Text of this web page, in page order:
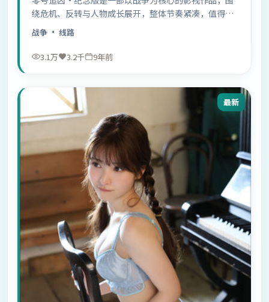
绕危机、反转与人物成长展开，整体节奏紧凑，值得推
荐观看。
战争 · 线路
3.1万 3.2千 9年前
最新